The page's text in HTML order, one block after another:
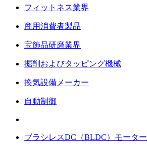
フィットネス業界
商用消費者製品
宝飾品研磨業界
掘削およびタッピング機械
換気設備メーカー
自動制御
ブラシレスDC（BLDC）モーター